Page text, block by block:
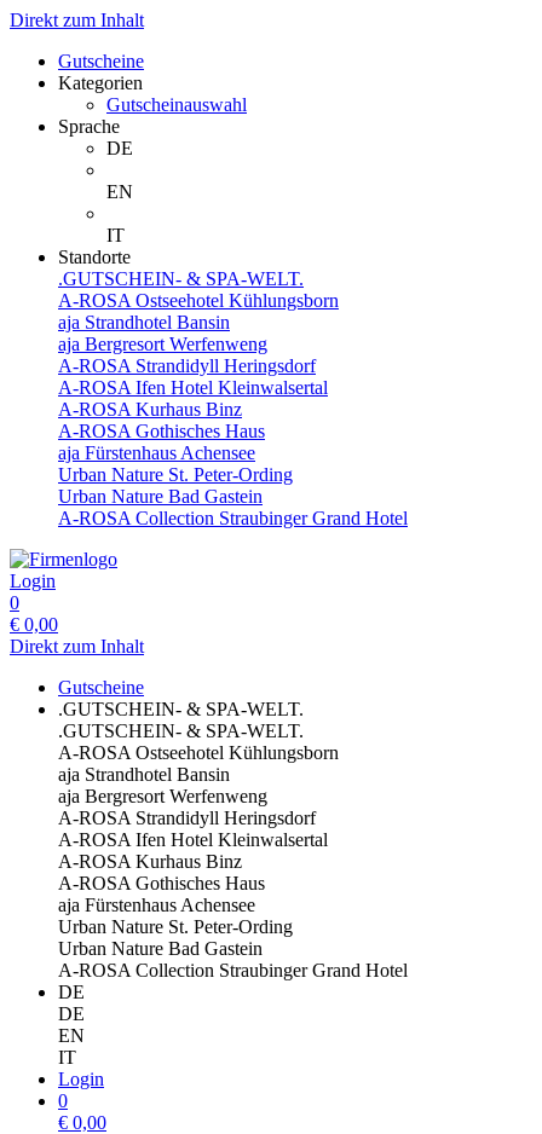
Direkt zum Inhalt
Gutscheine
Kategorien
Gutscheinauswahl
Sprache
DE
EN
IT
Standorte
.GUTSCHEIN- & SPA-WELT.
A-ROSA Ostseehotel Kühlungsborn
aja Strandhotel Bansin
aja Bergresort Werfenweng
A-ROSA Strandidyll Heringsdorf
A-ROSA Ifen Hotel Kleinwalsertal
A-ROSA Kurhaus Binz
A-ROSA Gothisches Haus
aja Fürstenhaus Achensee
Urban Nature St. Peter-Ording
Urban Nature Bad Gastein
A-ROSA Collection Straubinger Grand Hotel
Login
0
€ 0,00
Direkt zum Inhalt
Gutscheine
.GUTSCHEIN- & SPA-WELT.
.GUTSCHEIN- & SPA-WELT.
A-ROSA Ostseehotel Kühlungsborn
aja Strandhotel Bansin
aja Bergresort Werfenweng
A-ROSA Strandidyll Heringsdorf
A-ROSA Ifen Hotel Kleinwalsertal
A-ROSA Kurhaus Binz
A-ROSA Gothisches Haus
aja Fürstenhaus Achensee
Urban Nature St. Peter-Ording
Urban Nature Bad Gastein
A-ROSA Collection Straubinger Grand Hotel
DE
DE
EN
IT
Login
0
€ 0,00